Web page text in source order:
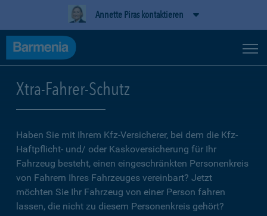
Annette Piras kontaktieren
Xtra-Fahrer-Schutz
Haben Sie mit Ihrem Kfz-Versicherer, bei dem die Kfz-
Haftpflicht- und/ oder Kaskoversicherung für Ihr
Fahrzeug besteht, einen eingeschränkten Personenkreis
von Fahrern Ihres Fahrzeuges vereinbart? Jetzt
möchten Sie Ihr Fahrzeug von einer Person fahren
lassen, die nicht zu diesem Personenkreis gehört?